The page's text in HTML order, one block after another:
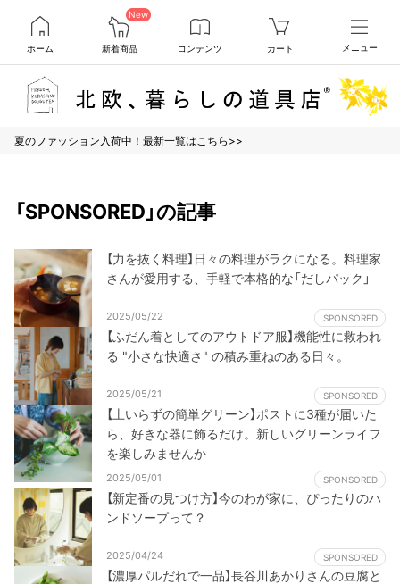
ホーム
New
新着商品 コンテンツ カート メニュー
夏のファッション入荷中！最新一覧はこちら>>
「SPONSORED」の記事
【力を抜く料理】日々の料理がラクになる。料理家
さんが愛用する、手軽で本格的な「だしパック」
2025/05/22 SPONSORED
【ふだん着としてのアウトドア服】機能性に救われ
る "小さな快適さ" の積み重ねのある日々。
2025/05/21 SPONSORED
【土いらずの簡単グリーン】ポストに3種が届いた
ら、好きな器に飾るだけ。新しいグリーンライフ
を楽しみませんか
2025/05/01 SPONSORED
【新定番の見つけ方】今のわが家に、ぴったりのハ
ンドソープって？
2025/04/24 SPONSORED
【濃厚パルだれで一品】長谷川あかりさんの豆腐と